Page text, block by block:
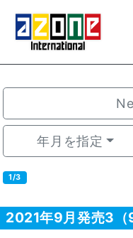
年月を指定
1/3
2021年9月発売3（